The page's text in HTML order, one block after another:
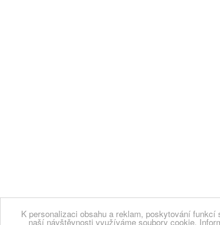
K personalizaci obsahu a reklam, poskytování
naší návštěvnosti využíváme soubory cookie.